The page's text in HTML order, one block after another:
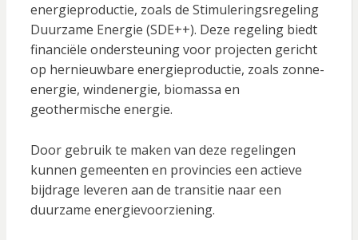
energieproductie, zoals de Stimuleringsregeling
Duurzame Energie (SDE++). Deze regeling biedt
financiële ondersteuning voor projecten gericht
op hernieuwbare energieproductie, zoals zonne-
energie, windenergie, biomassa en
geothermische energie.
Door gebruik te maken van deze regelingen
kunnen gemeenten en provincies een actieve
bijdrage leveren aan de transitie naar een
duurzame energievoorziening.